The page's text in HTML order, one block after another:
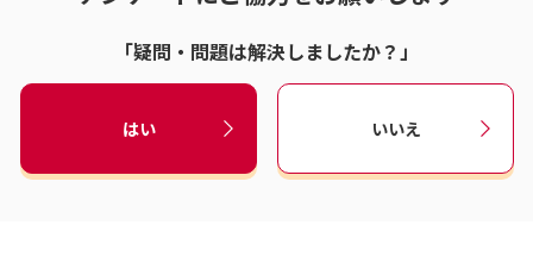
「疑問・問題は解決しましたか？」
はい いいえ